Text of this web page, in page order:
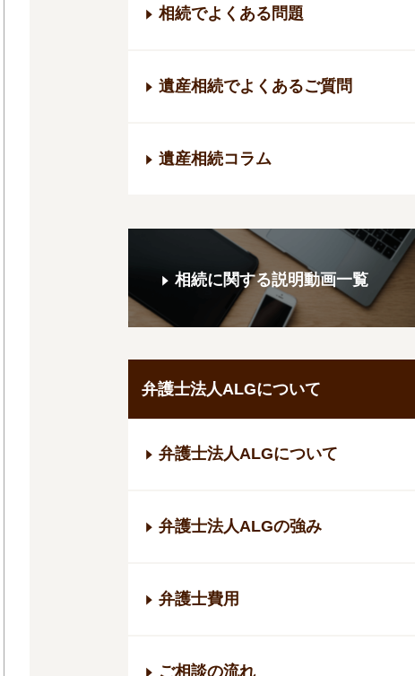
相続でよくある問題
遺産相続でよくあるご質問
遺産相続コラム
相続に関する説明動画一覧
弁護士法人ALGについて
弁護士法人ALGについて
弁護士法人ALGの強み
弁護士費用
ご相談の流れ